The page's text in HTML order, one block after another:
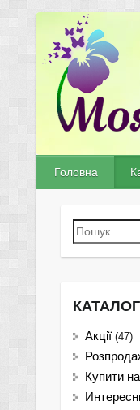
Головна
Акції (47)
Купити